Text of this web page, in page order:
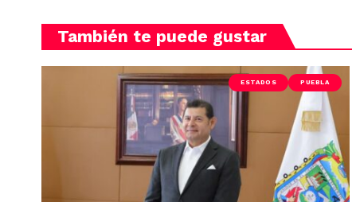
También te puede gustar
ESTADOS PUEBLA